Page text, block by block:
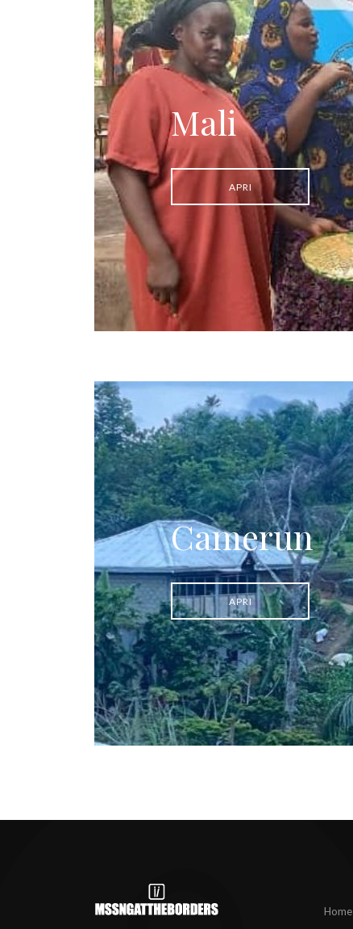
Mali
APRI
Camerun
APRI
Home